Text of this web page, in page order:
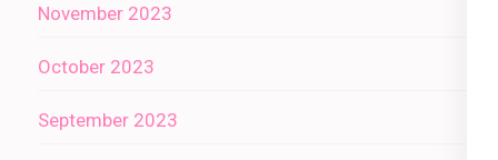
November 2023
October 2023
September 2023